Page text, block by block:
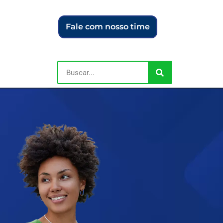
Fale com nosso time